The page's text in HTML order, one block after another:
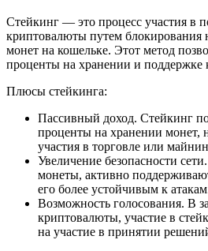
Стейкинг — это процесс участия в
криптовалюты путем блокирования
монет на кошельке. Этот метод
проценты на хранении и поддержке
Плюсы стейкинга:
Пассивный доход. Стейкинг
проценты на хранении монет,
участия в торговле или
Увеличение безопасности
монеты, активно
его более устойчивым к
Возможность голосования. В
криптовалюты, участие в
на участие в принятии